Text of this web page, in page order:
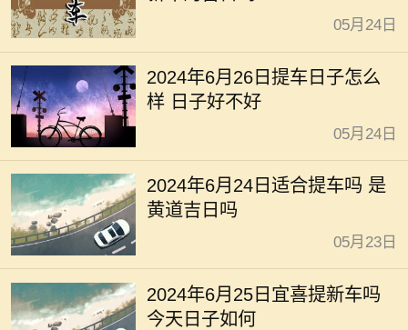
05月24日
2024年6月26日提车日子怎么
样 日子好不好
05月24日
2024年6月24日适合提车吗 是
黄道吉日吗
05月23日
2024年6月25日宜喜提新车吗
今天日子如何